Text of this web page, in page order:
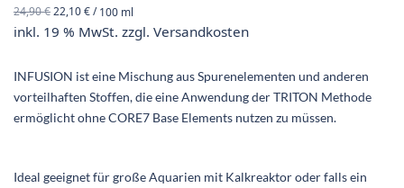
Preis war:
24,90€22,10€/100 ml
inkl. 19 % MwSt. zzgl.Versandkosten
INFUSION ist eine Mischung aus Spurenelementen und anderen
vorteilhaften Stoffen, die eine Anwendung der TRITON Methode
ermöglicht ohne CORE7 Base Elements nutzen zu müssen.
Ideal geeignet für große Aquarien mit Kalkreaktor oder falls ein